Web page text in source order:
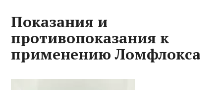
Показания и
противопоказания к
применению Ломфлокса